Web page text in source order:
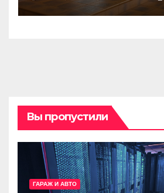
Вы пропустили
ГАРАЖ И АВТО